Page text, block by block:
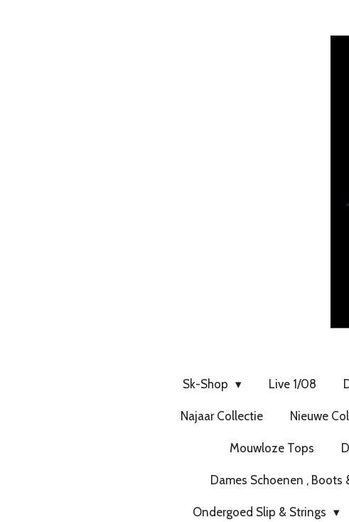
Sk-Shop Live 1/08
Najaar Collectie Nieuwe
Mouwloze Tops
Dames Schoenen ,
Ondergoed Slip & Strings